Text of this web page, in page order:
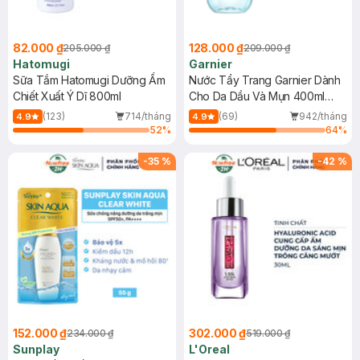
82.000 ₫205.000 ₫
Hatomugi
Sữa Tắm Hatomugi Dưỡng Ẩm
Chiết Xuất Ý Dĩ 800ml
4.9 (123)
714/tháng
52%
128.000 ₫209.000 ₫
Garnier
Nước Tẩy Trang Garnier Dành
Cho Da Dầu Và Mụn 400ml
(Mới)
4.9 (69)
942/tháng
64%
-35 %
152.000 ₫234.000 ₫
Sunplay
-42 %
302.000 ₫519.000 ₫
L'Oreal